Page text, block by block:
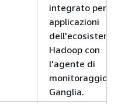
integrato per le
applicazioni
dell'ecosistema
Hadoop con
l'agente di
monitoraggio
Ganglia.